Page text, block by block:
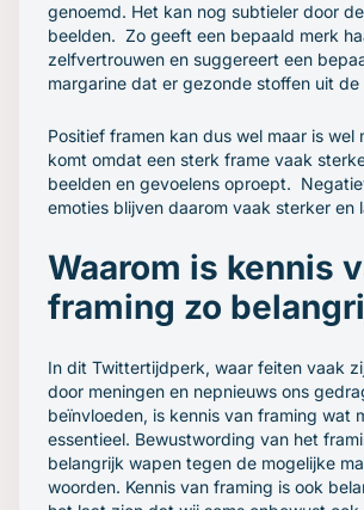
genoemd. Het kan nog subtieler door
beelden. Zo geeft een bepaald merk
zelfvertrouwen en suggereert een
margarine dat er gezonde stoffen uit
Positief framen kan dus wel maar is wel
komt omdat een sterk frame vaak
beelden en gevoelens oproept.
emoties blijven daarom vaak sterker en
Waarom is kennis
framing zo
In dit Twittertijdperk, waar feiten vaak
door meningen en nepnieuws ons
beïnvloeden, is kennis van framing wat
essentieel. Bewustwording van het
belangrijk wapen tegen de mogelijke
woorden. Kennis van framing is ook